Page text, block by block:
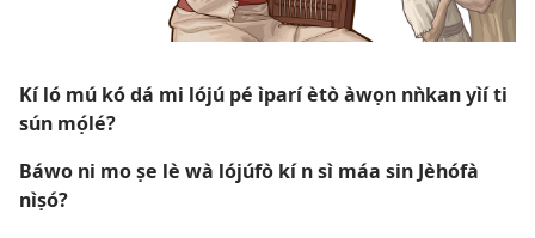
Kí ló mú kó dá mi lójú pé ìparí ètò àwọn nǹkan yìí ti
sún mọ́lé?
Báwo ni mo ṣe lè wà lójúfò kí n sì máa sin Jèhófà
nìṣó?